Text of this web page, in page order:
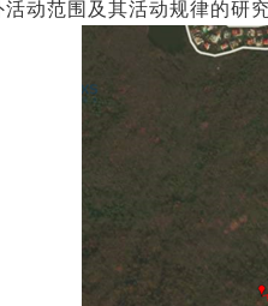
动范围及其活动规律的研